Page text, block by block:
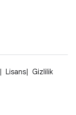
Lisans
Gizlilik